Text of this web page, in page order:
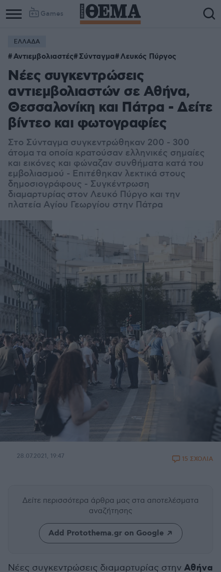
Games
Column
1
Column
2
ΕΛΛΑΔΑ
Αντιεμβολιαστές Σύνταγμα Λευκός Πύργος
Νέες συγκεντρώσεις
αντιεμβολιαστών σε Αθήνα,
Θεσσαλονίκη και Πάτρα - Δείτε
βίντεο και φωτογραφίες
Στο Σύνταγμα συγκεντρώθηκαν 200 - 300
άτομα τα οποία κρατούσαν ελληνικές σημαίες
και εικόνες και φώναζαν συνθήματα κατά του
εμβολιασμού - Επιτέθηκαν λεκτικά στους
δημοσιογράφους - Συγκέντρωση
διαμαρτυρίας στον Λευκό Πύργο και την
πλατεία Αγίου Γεωργίου στην Πάτρα
28.07.2021, 19:47 15 ΣΧΟΛΙΑ
Δείτε περισσότερα άρθρα μας στα αποτελέσματα
αναζήτησης
Add Protothema.gr on Google
Νέες συγκεντρώσεις διαμαρτυρίας στην Αθήνα